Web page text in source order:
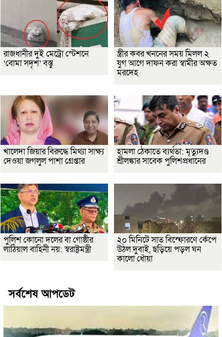
রাজধানীর দুই মেট্রো স্টেশনে
‘বোমা সদৃশ’ বস্তু
স্ত্রীর কবর খননের সময় মিলল ২
যুগ আগে দাফন করা স্বামীর অক্ষত
মরদেহ
খালেদা জিয়ার বিরুদ্ধে মিথ্যা সাক্ষ্য
দেওয়া জগলুল পাশা গ্রেপ্তার
হামলা ঠেকাতে ব্যর্থতা: মৃত্যুদণ্ড
শ্রীলঙ্কার সাবেক পুলিশপ্রধানের
পুলিশ কোনো দলের বা গোষ্ঠীর
লাঠিয়াল বাহিনী নয়: স্বরাষ্ট্রমন্ত্রী
২০ মিনিটে সাত বিস্ফোরণে কেঁপে
উঠল দুবাই, ছড়িয়ে পড়ল ঘন
কালো ধোঁয়া
সর্বশেষ আপডেট